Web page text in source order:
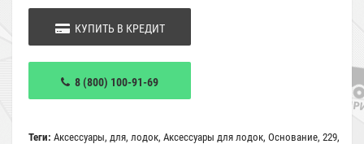
КУПИТЬ В КРЕДИТ
8 (800) 100-91-69
Теги: Аксессуары, для, лодок, Аксессуары для лодок, Основание, 229,